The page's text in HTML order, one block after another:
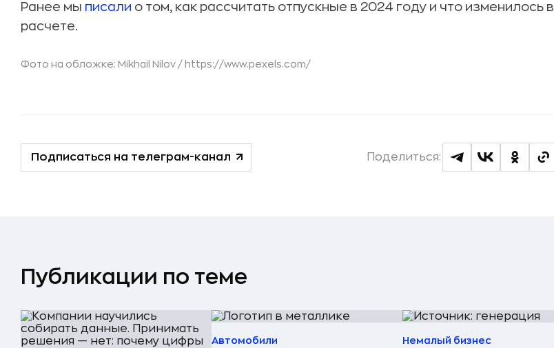
Ранее мы писали о том, как рассчитать отпускные в 2024 году и что изменилось в
расчете.
Фото на обложке: Mikhail Nilov / https://www.pexels.com/
Подписаться на телеграм-канал Поделиться:
Публикации по теме
Автомобили Немалый бизнес